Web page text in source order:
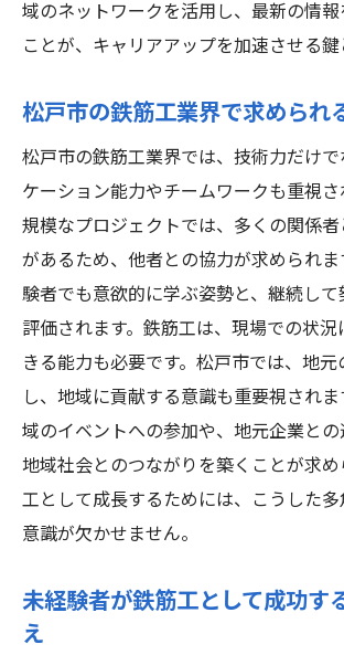
域のネットワークを活用し、最新の情
ことが、キャリアアップを加速させる鍵
松戸市の鉄筋工業界で求められ
松戸市の鉄筋工業界では、技術力だけ
ケーション能力やチームワークも重視
規模なプロジェクトでは、多くの関係
があるため、他者との協力が求められ
験者でも意欲的に学ぶ姿勢と、継続し
評価されます。鉄筋工は、現場での状
きる能力も必要です。松戸市では、地
し、地域に貢献する意識も重要視され
域のイベントへの参加や、地元企業との
地域社会とのつながりを築くことが求
工として成長するためには、こうした
意識が欠かせません。
未経験者が鉄筋工として成功す
え